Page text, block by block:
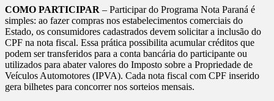
COMO PARTICIPAR – Participar do Programa Nota Paraná é
simples: ao fazer compras nos estabelecimentos comerciais do
Estado, os consumidores cadastrados devem solicitar a inclusão do
CPF na nota fiscal. Essa prática possibilita acumular créditos que
podem ser transferidos para a conta bancária do participante ou
utilizados para abater valores do Imposto sobre a Propriedade de
Veículos Automotores (IPVA). Cada nota fiscal com CPF inserido
gera bilhetes para concorrer nos sorteios mensais.